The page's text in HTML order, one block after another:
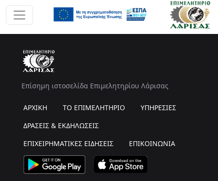
Επίσημη ιστοσελίδα Επιμελητηρίου Λάρισας
ΑΡΧΙΚΗ ΤΟ ΕΠΙΜΕΛΗΤΗΡΙΟ
ΥΠΗΡΕΣΙΕΣ
ΔΡΑΣΕΙΣ & ΕΚΔΗΛΩΣΕΙΣ
ΕΠΙΧΕΙΡΗΜΑΤΙΚΕΣ ΕΙΔΗΣΕΙΣ
ΕΠΙΚΟΙΝΩΝΙΑ